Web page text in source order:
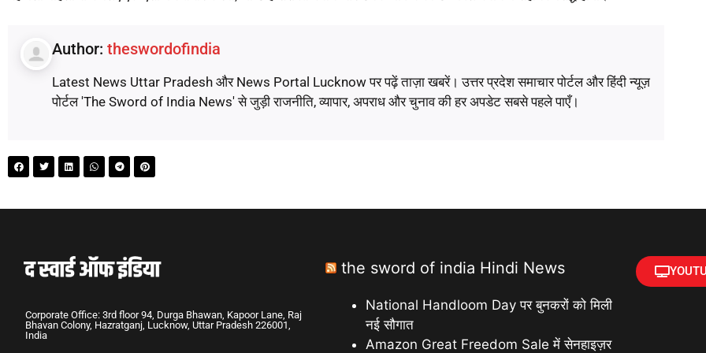
Author:theswordofindia
Latest News Uttar Pradesh और News Portal Lucknow पर पढ़ें ताज़ा खबरें। उत्तर प्रदेश समाचार पोर्टल और हिंदी न्यूज़
पोर्टल 'The Sword of India News' से जुड़ी राजनीति, व्यापार, अपराध और चुनाव की हर अपडेट सबसे पहले पाएँ।
Corporate Office: 3rd floor 94, Durga Bhawan, Kapoor Lane, Raj
Bhavan Colony, Hazratganj, Lucknow, Uttar Pradesh 226001,
India
the sword of india Hindi News
National Handloom Day पर बुनकरों को मिली
नई सौगात
Amazon Great Freedom Sale में सेनहाइज़र